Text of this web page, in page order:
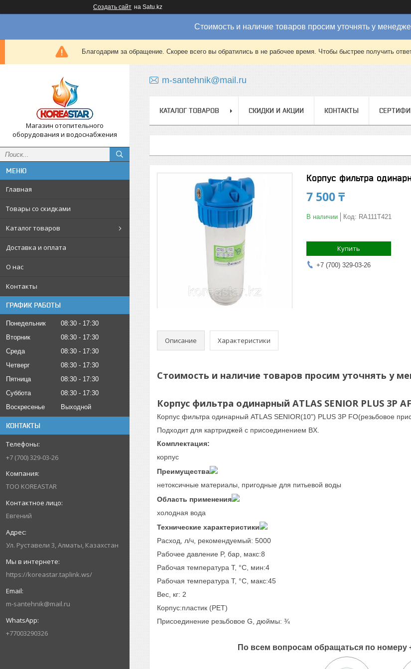
Создать сайт на Satu.kz
Стоимость и наличие товаров просим уточнять у
Благодарим за обращение. Скорее всего вы обратились в не рабочее время. Чтобы быстрее получить
Магазин отопительного
оборудования и водоснабжения
Главная
Товары со скидками
Каталог товаров
Доставка и оплата
О нас
Контакты
ГРАФИК РАБОТЫ
Понедельник 08:30
17:30
Вторник
08:30
17:30
Среда
08:30
17:30
Четверг
08:30
17:30
Пятница
08:30
17:30
Суббота
08:30
17:30
Воскресенье
Выходной
КОНТАКТЫ
+7 (700) 329-03-26
ТОО KOREASTAR
Евгений
Ул. Руставели 3, Алматы, Казахстан
https://koreastar.taplink.ws/
m-santehnik@mail.ru
+77003290326
m-santehnik@mail.ru
КАТАЛОГ ТОВАРОВ СКИДКИ И АКЦИИ КОНТАКТЫ
Корпус фильтра
7 500 ₸
В наличии Код: RA111T421
Купить
+7 (700) 329-03-26
Описание Характеристики
Стоимость и наличие товаров просим уточнять у
Корпус фильтра одинарный ATLAS SENIOR PLUS 3P
Корпус фильтра одинарный ATLAS SENIOR(10") PLUS 3P FO(резьбовое
Подходит для картриджей с присоединением BX.
Комплектация:
корпус
Преимущества
нетоксичные материалы, пригодные для питьевой воды
Область применения
холодная вода
Технические характеристики
Расход, л/ч, рекомендуемый: 5000
Рабочее давление P, бар, макс:8
Рабочая температура T, °C, мин:4
Рабочая температура T, °C, макс:45
Вес, кг: 2
Корпус:пластик (PET)
Присоединение резьбовое G, дюймы: ¾
По всем вопросам обращаться по номеру